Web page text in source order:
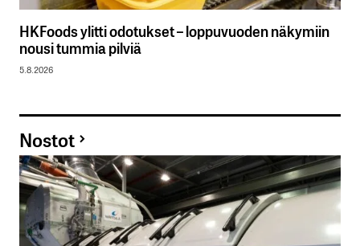
HKFoods ylitti odotukset – loppuvuoden näkymiin
nousi tummia pilviä
5.8.2026
Nostot